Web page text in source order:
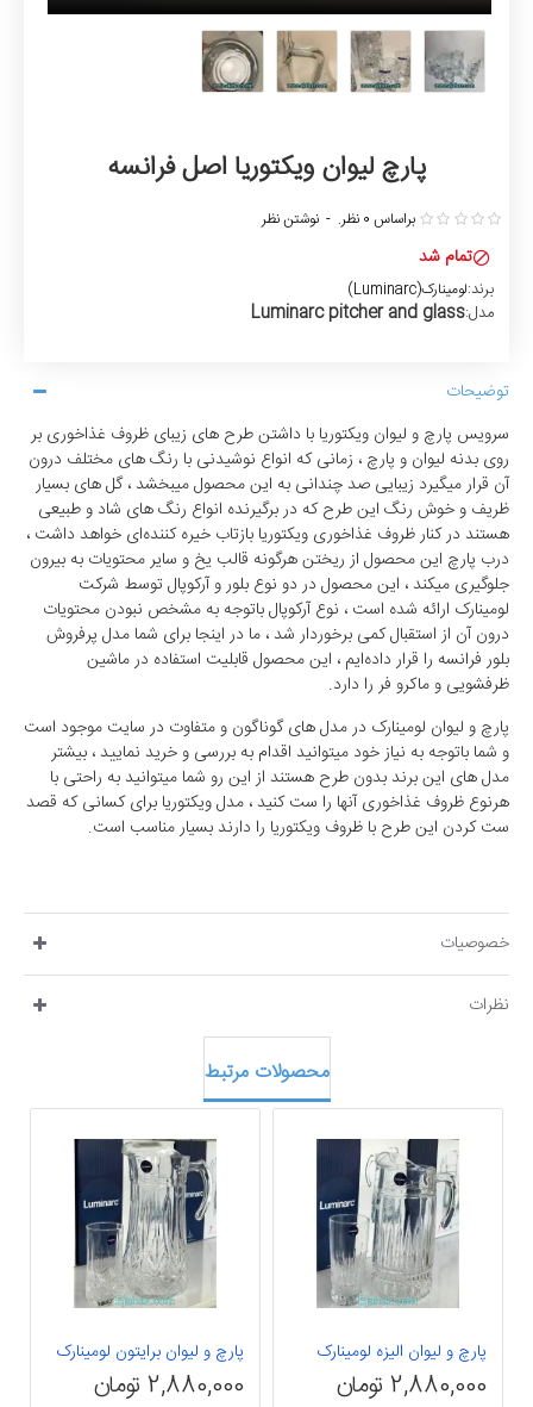
پارچ لیوان ویکتوریا اصل فرانسه
تمام شد
برند:لومینارک(Luminarc)
مدل:Luminarc pitcher and glass
براساس 0 نظر. - نوشتن نظر
توضیحات
سرویس پارچ و لیوان ویکتوریا با داشتن طرح های زیبای ظروف غذاخوری بر
روی بدنه لیوان و پارچ ، زمانی که انواع نوشیدنی با رنگ های مختلف درون
آن قرار میگیرد زیبایی صد چندانی به این محصول میبخشد ، گل های بسیار
ظریف و خوش رنگ این طرح که در برگیرنده انواع رنگ های شاد و طبیعی
هستند در کنار ظروف غذاخوری ویکتوریا بازتاب خیره کننده‌ای خواهد داشت ،
درب پارچ این محصول از ریختن هرگونه قالب یخ و سایر محتویات به بیرون
جلوگیری میکند ، این محصول در دو نوع بلور و آرکوپال توسط شرکت
لومینارک ارائه شده است ، نوع آرکوپال باتوجه به مشخص نبودن محتویات
درون آن از استقبال کمی برخوردار شد ، ما در اینجا برای شما مدل پرفروش
بلور فرانسه را قرار داده‌ایم ، این محصول قابلیت استفاده در ماشین
ظرفشویی و ماکرو فر را دارد.
پارچ و لیوان لومینارک در مدل های گوناگون و متفاوت در سایت موجود است
و شما باتوجه به نیاز خود میتوانید اقدام به بررسی و خرید نمایید ، بیشتر
مدل های این برند بدون طرح هستند از این رو شما میتوانید به راحتی با
هرنوع ظروف غذاخوری آنها را ست کنید ، مدل ویکتوریا برای کسانی که قصد
ست کردن این طرح با ظروف ویکتوریا را دارند بسیار مناسب است.
خصوصیات
نظرات
محصولات مرتبط
پارچ و لیوان الیزه لومینارک
2,880,000 تومان
پارچ و لیوان برایتون لومینارک
2,880,000 تومان